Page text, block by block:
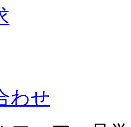
わせ